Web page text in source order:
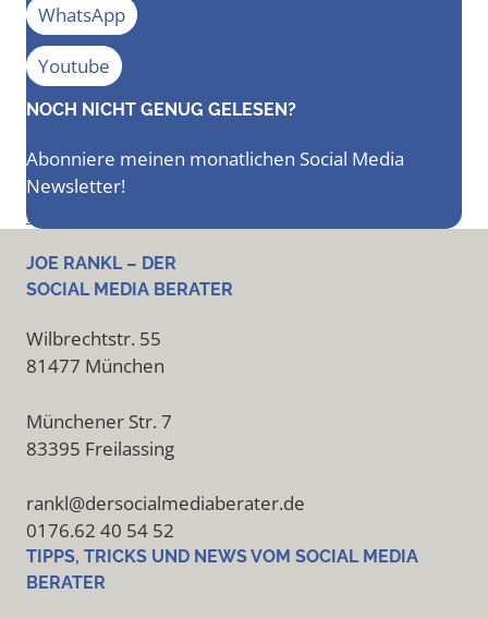
WhatsApp
Youtube
NOCH NICHT GENUG GELESEN?
Abonniere meinen monatlichen Social Media
Newsletter!
Newsletter bestellen
JOE RANKL – DER
SOCIAL MEDIA BERATER
Wilbrechtstr. 55
81477 München
Münchener Str. 7
83395 Freilassing
rankl@dersocialmediaberater.de
0176.62 40 54 52
TIPPS, TRICKS UND NEWS VOM SOCIAL MEDIA
BERATER